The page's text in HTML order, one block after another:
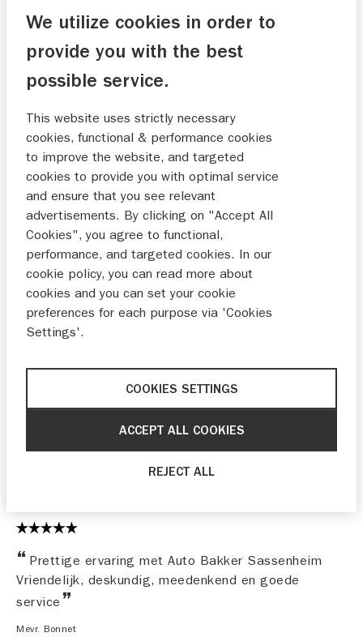
Zo zou elke autodealer moeten zijn!
Superfijn bedrijf, fijn personeel, aanrader!
Breuker
11-11-2025
Dit is mij zesde nieuwe suzuki die ik bij auto
bakker heb gekocht . Ik ben erg tevreden.
van der Meer
Prettige ervaring met Auto Bakker Sassenheim
Vriendelijk, deskundig, meedenkend en goede
service
Mevr. Bonnet
We utilize cookies in order to
provide you with the best
possible service.
This website uses strictly necessary
cookies, functional & performance cookies
to improve the website, and targeted
cookies to provide you with optimal service
and ensure that you see relevant
advertisements. By clicking on "Accept All
Cookies", you agree to functional,
performance, and targeted cookies. In our
cookie policy, you can read more about
cookies and you can set your cookie
preferences for each purpose via 'Cookies
Settings'.
COOKIES SETTINGS
REJECT ALL
ACCEPT ALL COOKIES